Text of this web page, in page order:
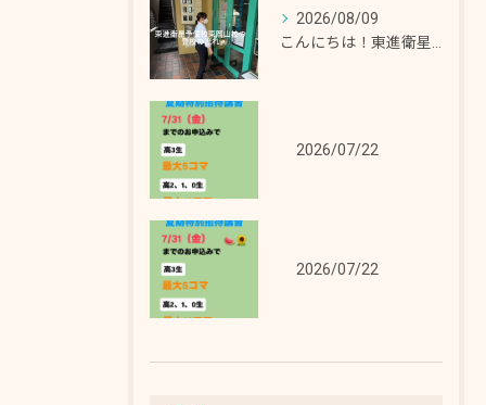
2026/08/09
2026/07/22
2026/07/22